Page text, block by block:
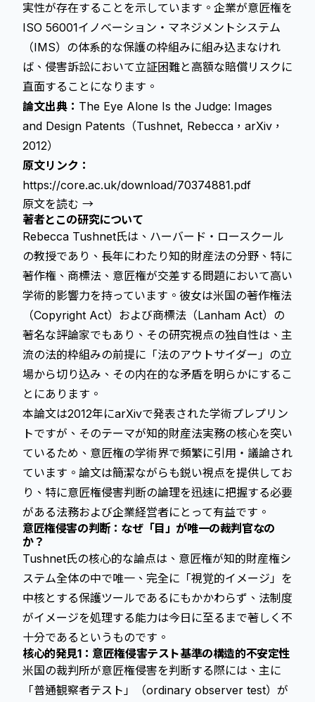
実性が存在することを示しています。企業が意匠権を
ISO 56001イノベーション・マネジメントシステム
（IMS）の体系的な保護の枠組みに組み込まなけれ
ば、侵害訴訟において立証困難と高額な賠償リスクに
直面することになります。
論文出典： The Eye Alone Is the Judge: Images
and Design Patents（Tushnet, Rebecca，arXiv，
2012）
原文リンク：
https://core.ac.uk/download/70374881.pdf
原文を読む →
著者とこの研究について
Rebecca Tushnet氏は、ハーバード・ロースクール
の教授であり、長年にわたり知的財産法の分野、特に
著作権、商標法、意匠権が交差する問題において高い
学術的影響力を持っています。彼女は米国の著作権法
（Copyright Act）および商標法（Lanham Act）の
著名な評論家でもあり、その研究視点の独自性は、主
流の法的枠組みの前提に「法のアウトサイダー」の立
場から切り込み、その内在的な矛盾を明らかにするこ
とにあります。
本論文は2012年にarXivで発表された学術プレプリン
トですが、そのテーマが知的財産法実務の核心を突い
ているため、意匠権の学術界で頻繁に引用・議論され
ています。論文は簡潔ながらも鋭い視点を提供してお
り、特に意匠権侵害判断の論理を迅速に把握する必要
がある法務および企業経営者にとって有益です。
意匠権侵害の判断：なぜ「目」が唯一の裁判官なの
か？
Tushnet氏の核心的な論点は、 意匠権が知的財産権シ
ステム全体の中で唯一、完全に「視覚的イメージ」を
中核とする保護ツールであるにもかかわらず、法制度
がイメージを処理する能力は今日に至るまで著しく不
十分であるというものです。
核心的発見1：意匠権侵害テスト基準の構造的不安定性
米国の裁判所が意匠権侵害を判断する際には、主に
「普通観察者テスト」（ordinary observer test）が